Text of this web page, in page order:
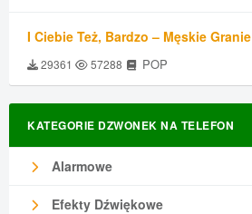
I Ciebie Też, Bardzo – Męskie Granie
29361 57288 POP
KATEGORIE DZWONEK NA TELEFON
Alarmowe
Efekty Dźwiękowe